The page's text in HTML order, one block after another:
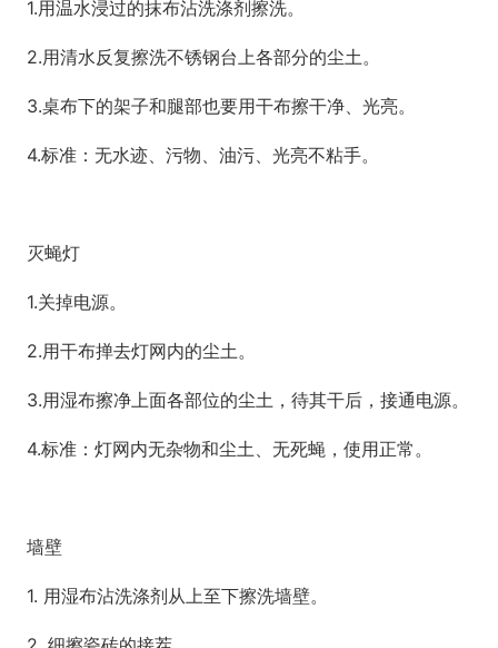
1.用温水浸过的抹布沾洗涤剂擦洗。
2.用清水反复擦洗不锈钢台上各部分的尘土。
3.桌布下的架子和腿部也要用干布擦干净、光亮。
4.标准：无水迹、污物、油污、光亮不粘手。
灭蝇灯
1.关掉电源。
2.用干布掸去灯网内的尘土。
3.用湿布擦净上面各部位的尘土，待其干后，接通电源。
4.标准：灯网内无杂物和尘土、无死蝇，使用正常。
墙壁
1. 用湿布沾洗涤剂从上至下擦洗墙壁。